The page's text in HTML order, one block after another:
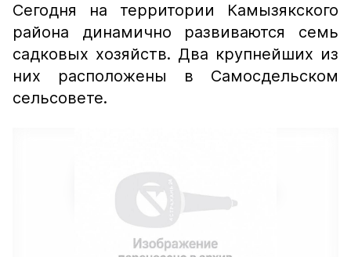
Сегодня на территории Камызякского
района динамично развиваются семь
садковых хозяйств. Два крупнейших из
них расположены в Самосдельском
сельсовете.